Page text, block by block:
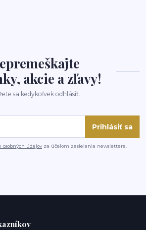
akcie a zľavy!
sa kedykoľvek odhlásiť.
Prihlásiť sa
osobných údajov za účelom zasielania newslettera.